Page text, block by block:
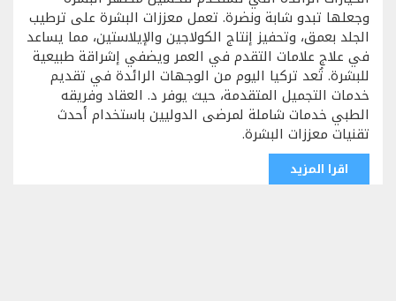
وجعلها تبدو شابة ونضرة. تعمل معززات البشرة على ترطيب
الجلد بعمق، وتحفيز إنتاج الكولاجين والإيلاستين، مما يساعد
في علاج علامات التقدم في العمر ويضفي إشراقة طبيعية
للبشرة. تُعد تركيا اليوم من الوجهات الرائدة في تقديم
خدمات التجميل المتقدمة، حيث يوفر د. العقاد وفريقه
الطبي خدمات شاملة لمرضى الدوليين باستخدام أحدث
تقنيات معززات البشرة.
اقرا المزيد